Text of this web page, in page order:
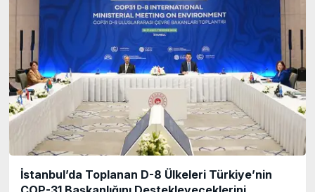
İstanbul’da Toplanan D-8 Ülkeleri Türkiye’nin